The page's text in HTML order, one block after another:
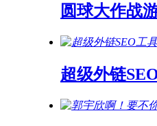
圆球大作战
超级外链